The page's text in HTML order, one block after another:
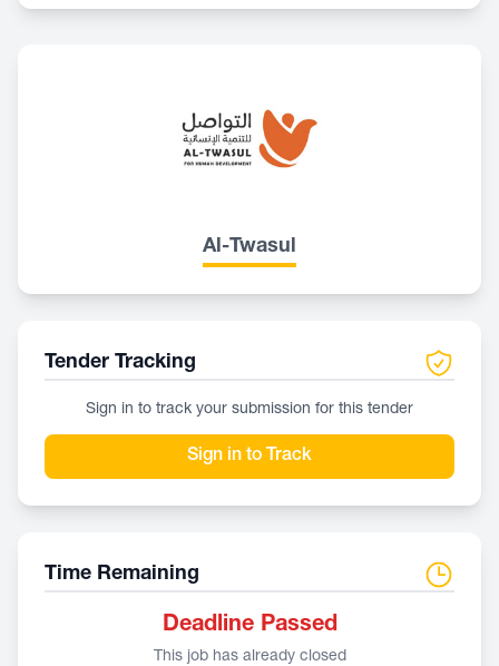
Al-Twasul
Tender Tracking
Sign in to track your submission for this tender
Sign in to Track
Time Remaining
Deadline Passed
This job has already closed